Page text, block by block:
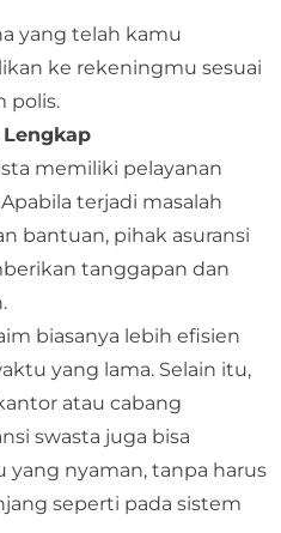
yang telah kamu
ke rekeningmu sesuai
polis.
memiliki pelayanan
terjadi masalah
bantuan, pihak asuransi
tanggapan dan
biasanya lebih efisien
yang lama. Selain itu,
atau cabang
swasta juga bisa
nyaman, tanpa harus
seperti pada sistem